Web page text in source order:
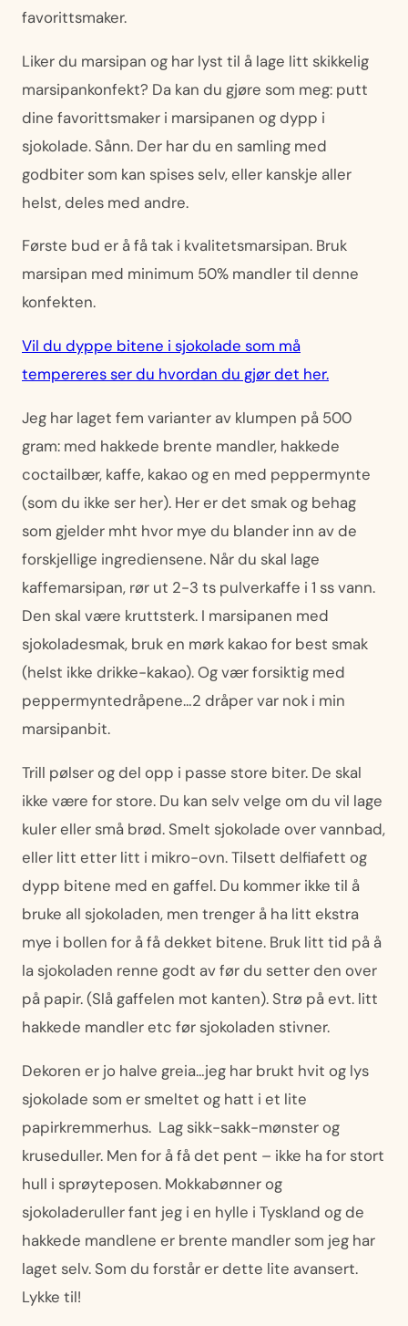
favorittsmaker.
Liker du marsipan og har lyst til å lage litt skikkelig
marsipankonfekt? Da kan du gjøre som meg: putt
dine favorittsmaker i marsipanen og dypp i
sjokolade. Sånn. Der har du en samling med
godbiter som kan spises selv, eller kanskje aller
helst, deles med andre.
Første bud er å få tak i kvalitetsmarsipan. Bruk
marsipan med minimum 50% mandler til denne
konfekten.
Vil du dyppe bitene i sjokolade som må
tempereres ser du hvordan du gjør det her.
Jeg har laget fem varianter av klumpen på 500
gram: med hakkede brente mandler, hakkede
coctailbær, kaffe, kakao og en med peppermynte
(som du ikke ser her). Her er det smak og behag
som gjelder mht hvor mye du blander inn av de
forskjellige ingrediensene. Når du skal lage
kaffemarsipan, rør ut 2-3 ts pulverkaffe i 1 ss vann.
Den skal være kruttsterk. I marsipanen med
sjokoladesmak, bruk en mørk kakao for best smak
(helst ikke drikke-kakao). Og vær forsiktig med
peppermyntedråpene…2 dråper var nok i min
marsipanbit.
Trill pølser og del opp i passe store biter. De skal
ikke være for store. Du kan selv velge om du vil lage
kuler eller små brød. Smelt sjokolade over vannbad,
eller litt etter litt i mikro-ovn. Tilsett delfiafett og
dypp bitene med en gaffel. Du kommer ikke til å
bruke all sjokoladen, men trenger å ha litt ekstra
mye i bollen for å få dekket bitene. Bruk litt tid på å
la sjokoladen renne godt av før du setter den over
på papir. (Slå gaffelen mot kanten). Strø på evt. litt
hakkede mandler etc før sjokoladen stivner.
Dekoren er jo halve greia…jeg har brukt hvit og lys
sjokolade som er smeltet og hatt i et lite
papirkremmerhus. Lag sikk-sakk-mønster og
kruseduller. Men for å få det pent – ikke ha for stort
hull i sprøyteposen. Mokkabønner og
sjokoladeruller fant jeg i en hylle i Tyskland og de
hakkede mandlene er brente mandler som jeg har
laget selv. Som du forstår er dette lite avansert.
Lykke til!